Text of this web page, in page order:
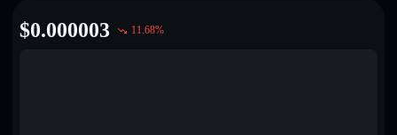
$0.000003 11.68%